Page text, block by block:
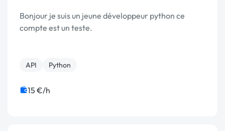
Bonjour je suis un jeune développeur python ce
compte est un teste.
API Python
15 €/h